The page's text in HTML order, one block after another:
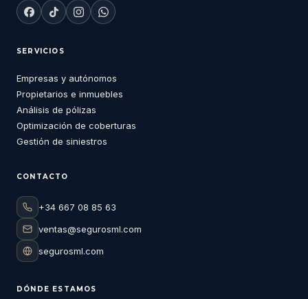
SERVICIOS
Empresas y autónomos
Propietarios e inmuebles
Análisis de pólizas
Optimización de coberturas
Gestión de siniestros
CONTACTO
+34 667 08 85 63
ventas@segurosml.com
segurosml.com
DÓNDE ESTAMOS